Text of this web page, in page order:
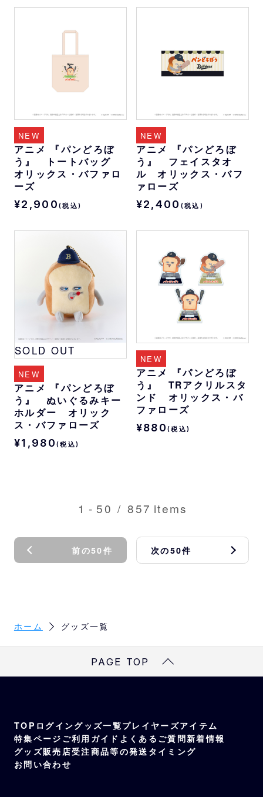
NEW
アニメ 『パンどろぼ
う』 トートバッグ
オリックス・バファロ
ーズ
¥2,900 (税込)
NEW
アニメ 『パンどろぼ
う』 フェイスタオ
ル オリックス・バフ
ァローズ
¥2,400 (税込)
SOLD OUT
NEW
アニメ 『パンどろぼ
う』 ぬいぐるみキー
ホルダー オリック
ス・バファローズ
¥1,980 (税込)
NEW
アニメ 『パンどろぼ
う』 TRアクリルスタ
ンド オリックス・バ
ファローズ
¥880(税込)
1 - 50 / 857 items
前の50件 次の50件
ホーム グッズ一覧
PAGE TOP
TOP ログイングッズ一覧プレイヤーズアイテム
特集ページ ご利用ガイド よくあるご質問新着情報
グッズ販売店受注商品等の発送タイミング
お問い合わせ